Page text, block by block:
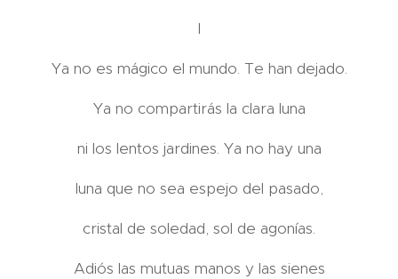
I
Ya no es mágico el mundo. Te han dejado.
Ya no compartirás la clara luna
ni los lentos jardines. Ya no hay una
luna que no sea espejo del pasado,
cristal de soledad, sol de agonías.
Adiós las mutuas manos y las sienes